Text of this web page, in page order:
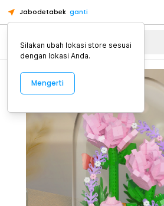
Jabodetabek ganti
Alat Kopi
Silakan ubah lokasi store sesuai
dengan lokasi Anda.
Mengerti